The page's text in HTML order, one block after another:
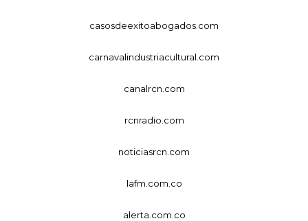
casosdeexitoabogados.com
carnavalindustriacultural.com
canalrcn.com
rcnradio.com
noticiasrcn.com
lafm.com.co
alerta.com.co